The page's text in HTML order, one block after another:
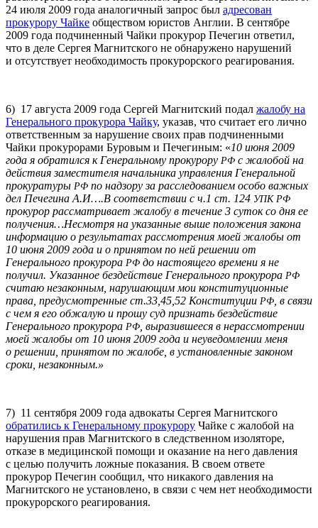
24 июля 2009 года аналогичный запрос был адресован
прокурору Чайке обществом юристов Англии. В сентябре
2009 года подчиненный Чайки прокурор Печегин ответил,
что в деле Сергея Магнитского не обнаружено нарушений
и отсутствует необходимость прокурорского реагирования.
6) 17 августа 2009 года Сергей Магнитский подал жалобу на
Генерального прокурора Чайку, указав, что считает его лично
ответственным за нарушение своих прав подчиненными
Чайки прокурорами Буровым и Печегиным: «10 июня 2009
года я обратился к Генеральному прокурору РФ с жалобой на
действия заместителя начальника управления Генеральной
прокуратуры РФ по надзору за расследованием особо важных
дел Печегина А.И….В соответствии с ч.1 ст. 124 УПК РФ
прокурор рассматривает жалобу в течение 3 суток со дня ее
получения…Несмотря на указанные выше положения закона
информацию о результатах рассмотрения моей жалобы от
10 июня 2009 года и о принятом по ней решении от
Генерального прокурора РФ до настоящего времени я не
получил. Указанное бездействие Генерального прокурора РФ
считаю незаконным, нарушающим мои конституционные
права, предусмотренные ст.33,45,52 Конституции РФ , в связи
с чем я его обжалую и прошу суд признать бездействие
Генерального прокурора РФ , выразившееся в нерассмотрении
моей жалобы от 10 июня 2009 года и неуведомлении меня
о решении, принятом по жалобе, в установленные законом
сроки, незаконным.»
7) 11 сентября 2009 года адвокаты Сергея Магнитского
обратились к Генеральному прокурору Чайке с жалобой на
нарушения прав Магнитского в следственном изоляторе,
отказе в медицинской помощи и оказание на него давления
с целью получить ложные показания. В своем ответе
прокурор Печегин сообщил, что никакого давления на
Магнитского не установлено, в связи с чем нет необходимости
прокурорского реагирования.